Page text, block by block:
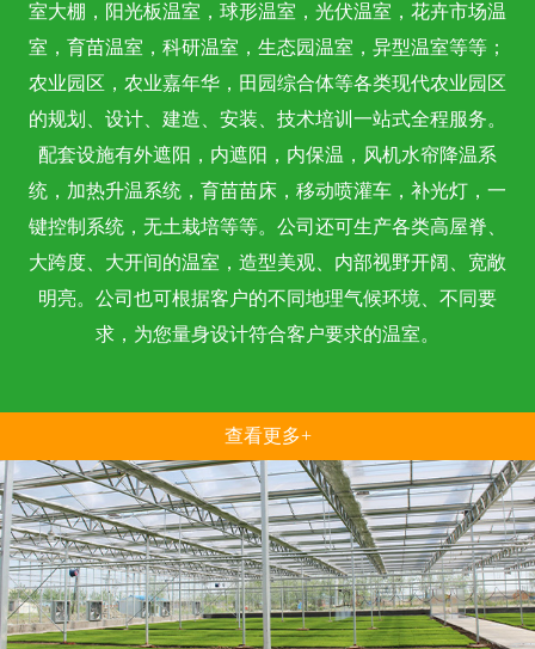
室大棚，阳光板温室，球形温室，光伏温室，花卉市场温
室，育苗温室，科研温室，生态园温室，异型温室等等；
农业园区，农业嘉年华，田园综合体等各类现代农业园区
的规划、设计、建造、安装、技术培训一站式全程服务。
配套设施有外遮阳，内遮阳，内保温，风机水帘降温系
统，加热升温系统，育苗苗床，移动喷灌车，补光灯，一
键控制系统，无土栽培等等。公司还可生产各类高屋脊、
大跨度、大开间的温室，造型美观、内部视野开阔、宽敞
明亮。公司也可根据客户的不同地理气候环境、不同要
求，为您量身设计符合客户要求的温室。
查看更多+